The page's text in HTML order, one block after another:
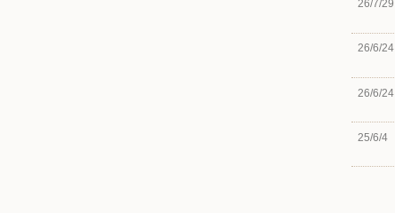
26/7/29
26/6/24
26/6/24
25/6/4